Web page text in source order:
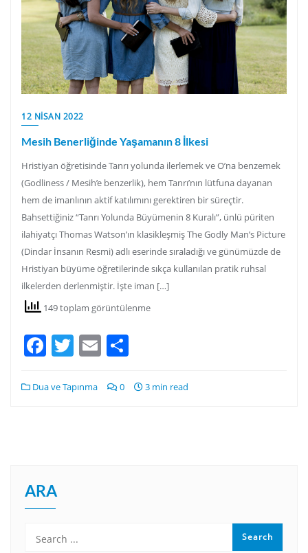
12 NISAN 2022
Mesih Benerliğinde Yaşamanın 8 İlkesi
Hristiyan öğretisinde Tanrı yolunda ilerlemek ve O’na benzemek
(Godliness / Mesih’e benzerlik), hem Tanrı’nın lütfuna dayanan
hem de imanlının aktif katılımını gerektiren bir süreçtir.
Bahsettiğiniz “Tanrı Yolunda Büyümenin 8 Kuralı”, ünlü püriten
ilahiyatçı Thomas Watson’ın klasikleşmiş The Godly Man’s Picture
(Dindar İnsanın Resmi) adlı eserinde sıraladığı ve günümüzde de
Hristiyan büyüme öğretilerinde sıkça kullanılan pratik ruhsal
ilkelerden derlenmiştir. İşte iman […]
149 toplam görüntülenme
Facebook
Twitter
Email
Dua ve Tapınma 0 3 min read
ARA